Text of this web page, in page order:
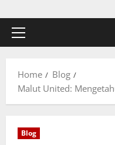
Primary
Home
Blog
Malut United:
Blog